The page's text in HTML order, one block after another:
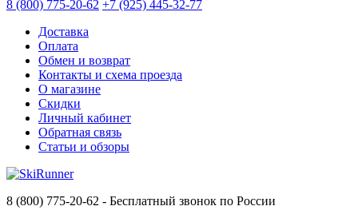
8 (800) 775-20-62 +7 (925) 445-32-77
Доставка
Оплата
Обмен и возврат
Контакты и схема проезда
О магазине
Скидки
Личный кабинет
Обратная связь
Статьи и обзоры
8 (800) 775-20-62 - Бесплатный звонок по России